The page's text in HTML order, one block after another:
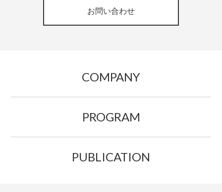
お問い合わせ
COMPANY
PROGRAM
PUBLICATION